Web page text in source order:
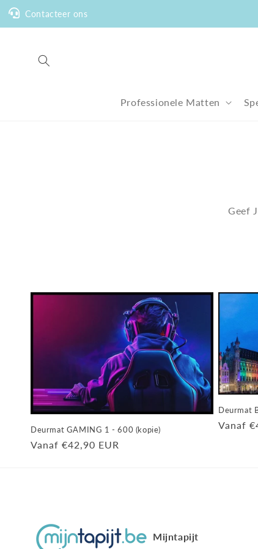
naar de
Contacteer ons
Professionele Matten
Geef
Deurmat GAMING 1 - 600 (kopie)
Normale
Vanaf €42,90 EUR
Deurmat
Vanaf
Mijntapijt